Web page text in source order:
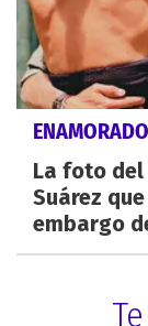
ENAMORADO
La foto del
Suárez
embargo